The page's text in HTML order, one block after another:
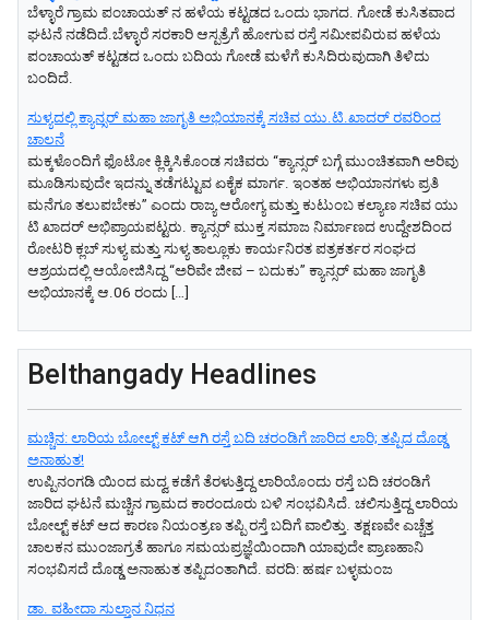
ಬೆಳ್ಳಾರೆ ಗ್ರಾಮ ಪಂಚಾಯತ್ ನ ಹಳೆಯ ಕಟ್ಟಡದ ಒಂದು ಭಾಗದ. ಗೋಡೆ ಕುಸಿತವಾದ
ಘಟನೆ ನಡೆದಿದೆ.ಬೆಳ್ಳಾರೆ ಸರಕಾರಿ ಆಸ್ಪತ್ರೆಗೆ ಹೋಗುವ ರಸ್ತೆ ಸಮೀಪವಿರುವ ಹಳೆಯ
ಪಂಚಾಯತ್ ಕಟ್ಟಡದ ಒಂದು ಬದಿಯ ಗೋಡೆ ಮಳೆಗೆ ಕುಸಿದಿರುವುದಾಗಿ ತಿಳಿದು
ಬಂದಿದೆ.
ಸುಳ್ಯದಲ್ಲಿ ಕ್ಯಾನ್ಸರ್ ಮಹಾ ಜಾಗೃತಿ ಅಭಿಯಾನಕ್ಕೆ ಸಚಿವ ಯು.ಟಿ.ಖಾದರ್ ರವರಿಂದ
ಚಾಲನೆ
ಮಕ್ಕಳೊಂದಿಗೆ ಫೊಟೋ ಕ್ಲಿಕ್ಕಿಸಿಕೊಂಡ ಸಚಿವರು “ಕ್ಯಾನ್ಸರ್ ಬಗ್ಗೆ ಮುಂಚಿತವಾಗಿ ಅರಿವು
ಮೂಡಿಸುವುದೇ ಇದನ್ನು ತಡೆಗಟ್ಟುವ ಏಕೈಕ ಮಾರ್ಗ. ಇಂತಹ ಅಭಿಯಾನಗಳು ಪ್ರತಿ
ಮನೆಗೂ ತಲುಪಬೇಕು” ಎಂದು ರಾಜ್ಯ ಆರೋಗ್ಯ ಮತ್ತು ಕುಟುಂಬ ಕಲ್ಯಾಣ ಸಚಿವ ಯು
ಟಿ ಖಾದರ್ ಅಭಿಪ್ರಾಯಪಟ್ಟರು. ಕ್ಯಾನ್ಸರ್ ಮುಕ್ತ ಸಮಾಜ ನಿರ್ಮಾಣದ ಉದ್ದೇಶದಿಂದ
ರೋಟರಿ ಕ್ಲಬ್ ಸುಳ್ಯ ಮತ್ತು ಸುಳ್ಯ ತಾಲ್ಲೂಕು ಕಾರ್ಯನಿರತ ಪತ್ರಕರ್ತರ ಸಂಘದ
ಆಶ್ರಯದಲ್ಲಿ ಆಯೋಜಿಸಿದ್ದ “ಅರಿವೇ ಜೀವ – ಬದುಕು” ಕ್ಯಾನ್ಸರ್ ಮಹಾ ಜಾಗೃತಿ
ಅಭಿಯಾನಕ್ಕೆ ಆ.06 ರಂದು […]
Belthangady Headlines
ಮಚ್ಚಿನ: ಲಾರಿಯ ಬೋಲ್ಟ್ ಕಟ್ ಆಗಿ ರಸ್ತೆ ಬದಿ ಚರಂಡಿಗೆ ಜಾರಿದ ಲಾರಿ; ತಪ್ಪಿದ ದೊಡ್ಡ
ಅನಾಹುತ!
ಉಪ್ಪಿನಂಗಡಿ ಯಿಂದ ಮದ್ವ ಕಡೆಗೆ ತೆರಳುತ್ತಿದ್ದ ಲಾರಿಯೊಂದು ರಸ್ತೆ ಬದಿ ಚರಂಡಿಗೆ
ಜಾರಿದ ಘಟನೆ ಮಚ್ಚಿನ ಗ್ರಾಮದ ಕಾರಂದೂರು ಬಳಿ ಸಂಭವಿಸಿದೆ. ​ಚಲಿಸುತ್ತಿದ್ದ ಲಾರಿಯ
ಬೋಲ್ಟ್ ಕಟ್ ಆದ ಕಾರಣ ನಿಯಂತ್ರಣ ತಪ್ಪಿ ರಸ್ತೆ ಬದಿಗೆ ವಾಲಿತ್ತು. ತಕ್ಷಣವೇ ಎಚ್ಚೆತ್ತ
ಚಾಲಕನ ಮುಂಜಾಗ್ರತೆ ಹಾಗೂ ಸಮಯಪ್ರಜ್ಞೆಯಿಂದಾಗಿ ಯಾವುದೇ ಪ್ರಾಣಹಾನಿ
ಸಂಭವಿಸದೆ ದೊಡ್ಡ ಅನಾಹುತ ತಪ್ಪಿದಂತಾಗಿದೆ. ​ವರದಿ: ಹರ್ಷ ಬಳ್ಳಮಂಜ
ಡಾ. ವಹೀದಾ ಸುಲ್ತಾನ ನಿಧನ